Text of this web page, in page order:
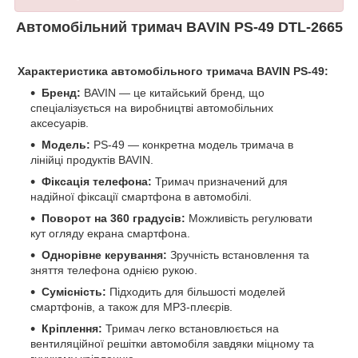
Автомобільний тримач BAVIN PS-49 DTL-2665
Характеристика автомобільного тримача BAVIN PS-49:
Бренд: BAVIN — це китайський бренд, що
спеціалізується на виробництві автомобільних
аксесуарів.
Модель: PS-49 — конкретна модель тримача в
лінійці продуктів BAVIN.
Фіксація телефона: Тримач призначений для
надійної фіксації смартфона в автомобілі.
Поворот на 360 градусів: Можливість регулювати
кут огляду екрана смартфона.
Однорівне керування: Зручність встановлення та
зняття телефона однією рукою.
Сумісність: Підходить для більшості моделей
смартфонів, а також для MP3-плеєрів.
Кріплення: Тримач легко встановлюється на
вентиляційної решітки автомобіля завдяки міцному та